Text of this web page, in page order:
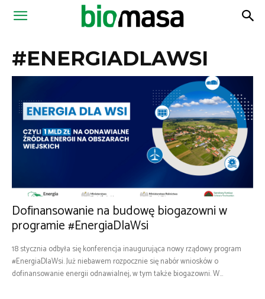
Magazyn
#ENERGIADLAWSI
Dofinansowanie na budowę biogazowni w
programie #EnergiaDlaWsi
18 stycznia odbyła się konferencja inaugurująca nowy rządowy program
#EnergiaDlaWsi. Już niebawem rozpocznie się nabór wniosków o
dofinansowanie energii odnawialnej, w tym także biogazowni. W...